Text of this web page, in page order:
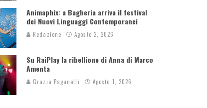
Animaphix: a Bagheria arriva il festival
dei Nuovi Linguaggi Contemporanei
Redazione Agosto 2, 2026
Su RaiPlay la ribellione di Anna di Marco
Amenta
Grazia Paganelli Agosto 1, 2026